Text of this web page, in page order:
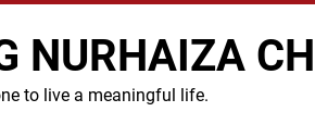
NURHAIZA
to live a meaningful life.